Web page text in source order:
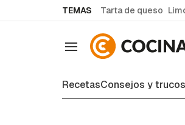
TEMAS Tarta de queso
Navegación
RecetasConsejos y trucos